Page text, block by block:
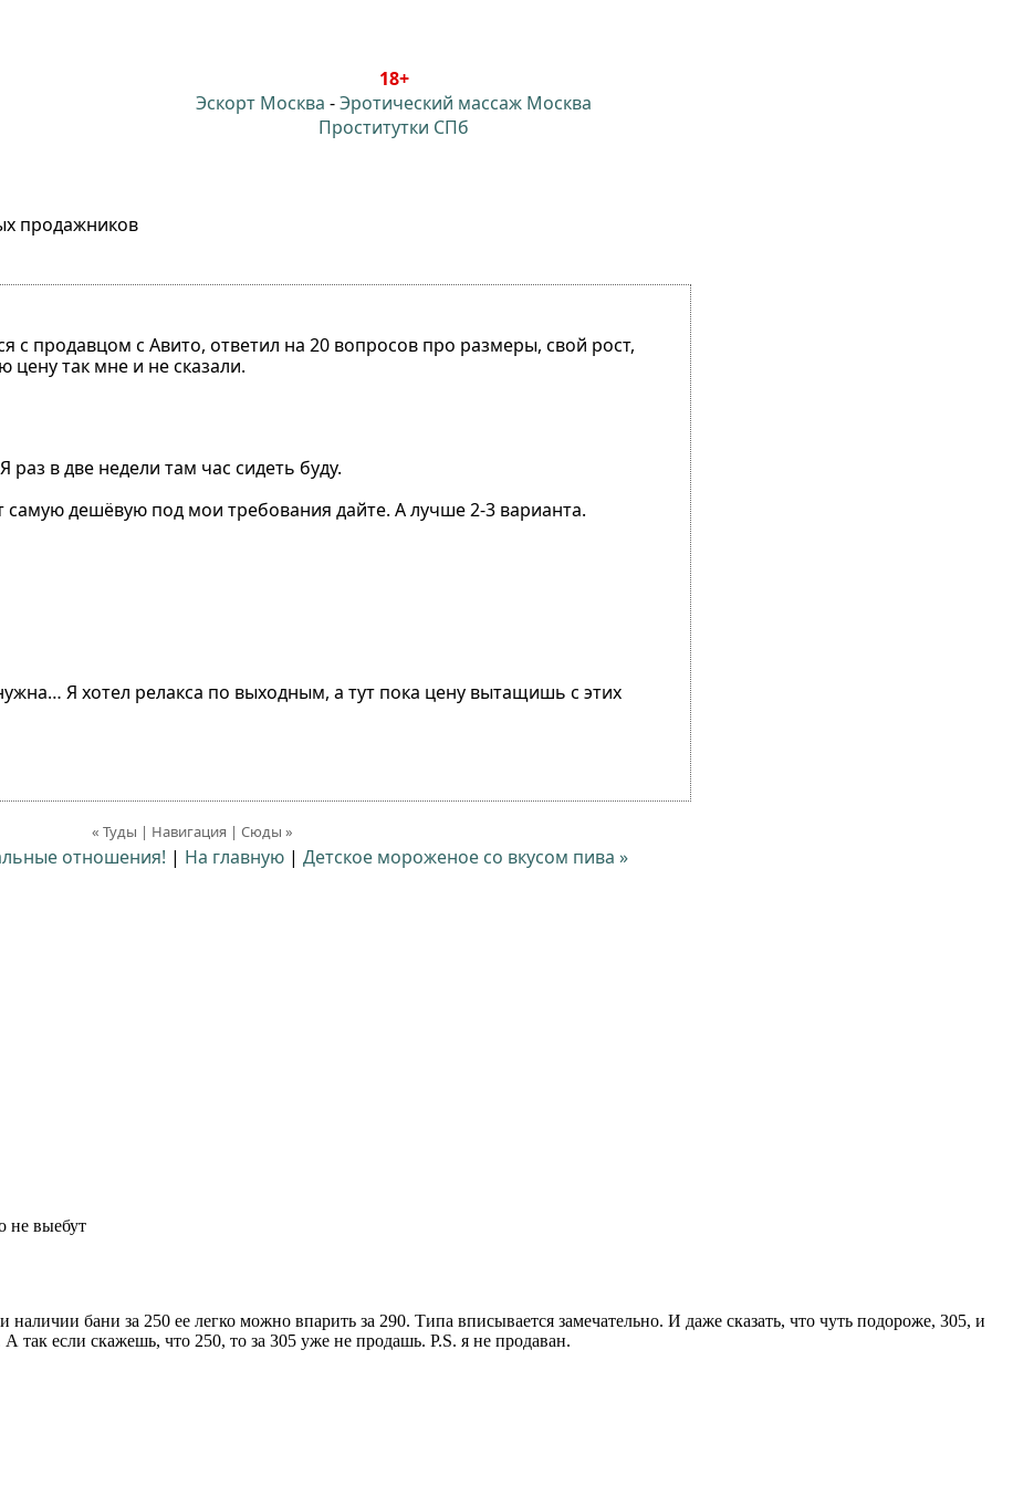
18+
Эскорт Москва -Эротический массаж Москва
Проститутки СПб
продажников
с продавцом с Авито, ответил на 20 вопросов про размеры, свой рост,
цену так мне и не сказали.
в две недели там час сидеть буду.
дешёвую под мои требования дайте. А лучше 2-3 варианта.
Я хотел релакса по выходным, а тут пока цену вытащишь с этих
« Туды | Навигация | Сюды »
отношения! | На главную | Детское мороженое со вкусом пива »